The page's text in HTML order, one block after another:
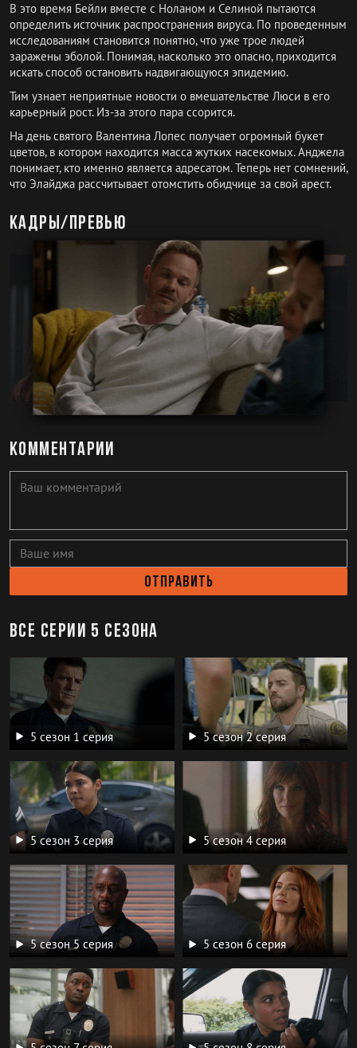
В это время Бейли вместе с Ноланом и Селиной пытаются
определить источник распространения вируса. По проведенным
исследованиям становится понятно, что уже трое людей
заражены эболой. Понимая, насколько это опасно, приходится
искать способ остановить надвигающуюся эпидемию.
Тим узнает неприятные новости о вмешательстве Люси в его
карьерный рост. Из-за этого пара ссорится.
На день святого Валентина Лопес получает огромный букет
цветов, в котором находится масса жутких насекомых. Анджела
понимает, кто именно является адресатом. Теперь нет сомнений,
что Элайджа рассчитывает отомстить обидчице за свой арест.
Кадры/превью
Комментарии
Отправить
Все серии 5 сезона
5 сезон 1 серия 5 сезон 2 серия
5 сезон 3 серия 5 сезон 4 серия
5 сезон 5 серия 5 сезон 6 серия